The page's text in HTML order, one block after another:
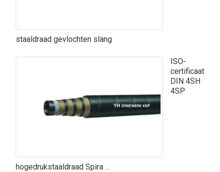
staaldraad gevlochten slang
ISO-
certificaat
DIN 4SH
4SP
hogedrukstaaldraad Spira ...